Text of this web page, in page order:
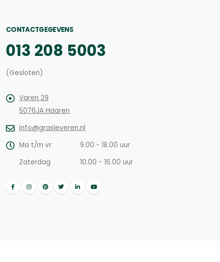
CONTACTGEGEVENS
013 208 5003
(Gesloten)
Varen 29
5076JA Haaren
info@grasleveren.nl
Ma t/m vr
9.00 - 18.00 uur
Zaterdag
10.00 - 16.00 uur